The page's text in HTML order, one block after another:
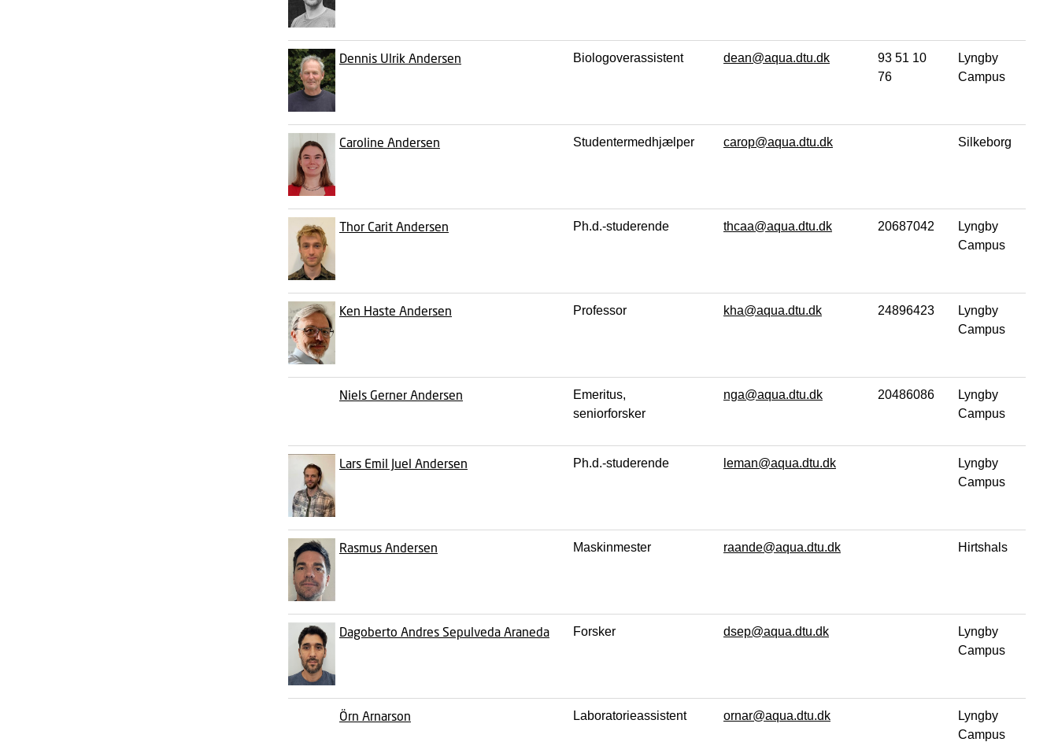
Dennis Ulrik Andersen Biologoverassistent dean@aqua.dtu.dk
93 51 10
76
Lyngby
Campus
Caroline Andersen Studentermedhjælper carop@aqua.dtu.dk Silkeborg
Thor Carit Andersen Ph.d.-studerende thcaa@aqua.dtu.dk 20687042
Lyngby
Campus
Ken Haste Andersen Professor kha@aqua.dtu.dk 24896423
Lyngby
Campus
Niels Gerner Andersen
Emeritus,
seniorforsker
nga@aqua.dtu.dk 20486086
Lyngby
Campus
Lars Emil Juel Andersen Ph.d.-studerende leman@aqua.dtu.dk
Lyngby
Campus
Rasmus Andersen Maskinmester raande@aqua.dtu.dk Hirtshals
Dagoberto Andres Sepulveda Araneda Forsker dsep@aqua.dtu.dk
Lyngby
Campus
Örn Arnarson Laboratorieassistent ornar@aqua.dtu.dk
Lyngby
Campus